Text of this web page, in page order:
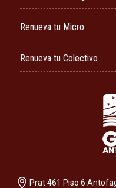
Renueva tu Micro
Renueva tu Colectivo
Prat 461 Piso 6